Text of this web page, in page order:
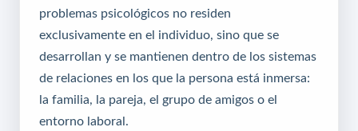
problemas psicológicos no residen
exclusivamente en el individuo, sino que se
desarrollan y se mantienen dentro de los sistemas
de relaciones en los que la persona está inmersa:
la familia, la pareja, el grupo de amigos o el
entorno laboral.